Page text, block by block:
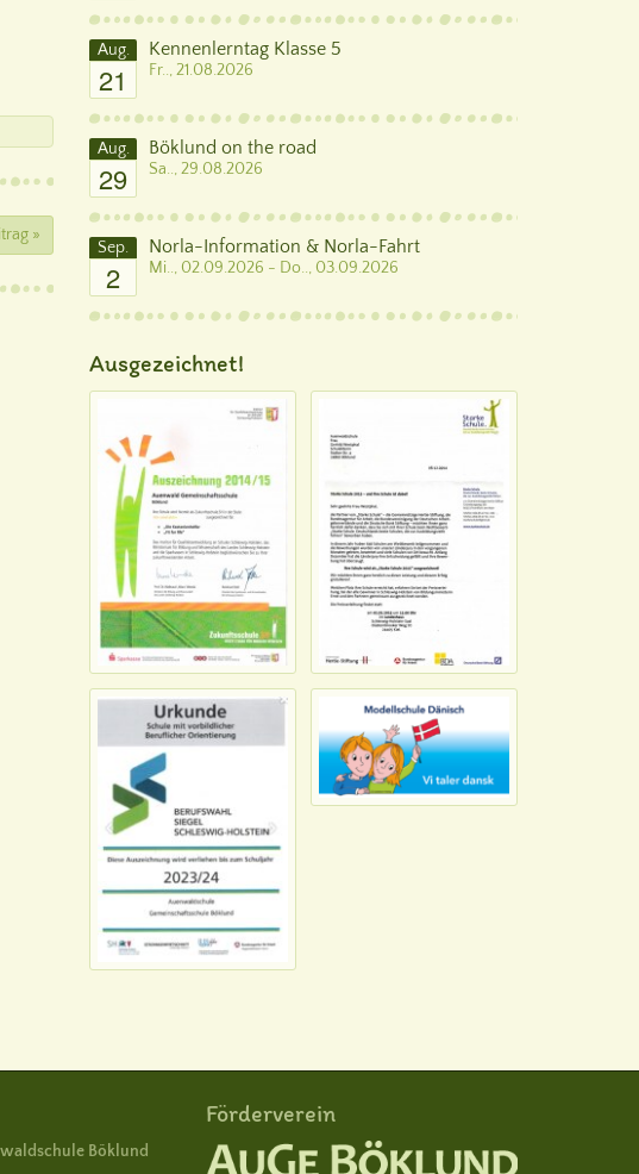
»
Aug.
21
Kennenlerntag Klasse 5
Fr.., 21.08.2026
Aug.
29
Böklund on the road
Sa.., 29.08.2026
Sep.
2
Norla-Information & Norla-Fahrt
Mi.., 02.09.2026 - Do.., 03.09.2026
Ausgezeichnet!
Böklund
Förderverein